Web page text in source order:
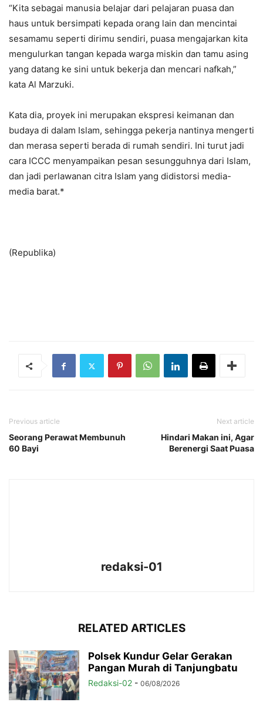
“Kita sebagai manusia belajar dari pelajaran puasa dan
haus untuk bersimpati kepada orang lain dan mencintai
sesamamu seperti dirimu sendiri, puasa mengajarkan kita
mengulurkan tangan kepada warga miskin dan tamu asing
yang datang ke sini untuk bekerja dan mencari nafkah,”
kata Al Marzuki.
Kata dia, proyek ini merupakan ekspresi keimanan dan
budaya di dalam Islam, sehingga pekerja nantinya mengerti
dan merasa seperti berada di rumah sendiri. Ini turut jadi
cara ICCC menyampaikan pesan sesungguhnya dari Islam,
dan jadi perlawanan citra Islam yang didistorsi media-
media barat.*
(Republika)
Previous article
Seorang Perawat Membunuh
60 Bayi
Next article
Hindari Makan ini, Agar
Berenergi Saat Puasa
redaksi-01
RELATED ARTICLES
Polsek Kundur Gelar Gerakan
Pangan Murah di Tanjungbatu
Redaksi-02 - 06/08/2026